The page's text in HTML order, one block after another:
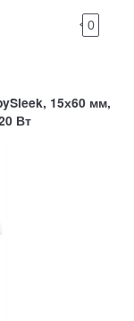
0
15х60 мм,
Вт